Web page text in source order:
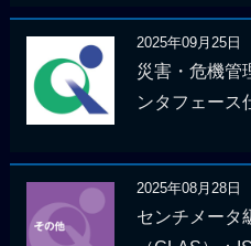
2025年09月25日
災害・危機管
ンタフェース
2025年08月28日
センチメータ